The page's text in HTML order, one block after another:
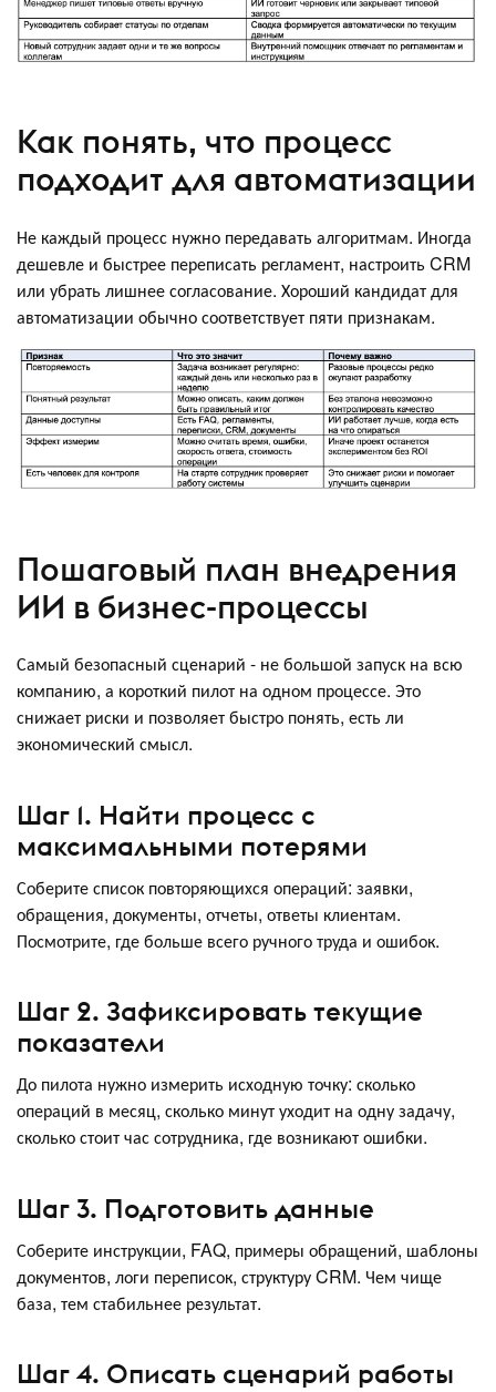
Как понять, что процесс
подходит для автоматизации
Не каждый процесс нужно передавать алгоритмам. Иногда
дешевле и быстрее переписать регламент, настроить CRM
или убрать лишнее согласование. Хороший кандидат для
автоматизации обычно соответствует пяти признакам.
Пошаговый план внедрения
ИИ в бизнес-процессы
Самый безопасный сценарий - не большой запуск на всю
компанию, а короткий пилот на одном процессе. Это
снижает риски и позволяет быстро понять, есть ли
экономический смысл.
Шаг 1. Найти процесс с
максимальными потерями
Соберите список повторяющихся операций: заявки,
обращения, документы, отчеты, ответы клиентам.
Посмотрите, где больше всего ручного труда и ошибок.
Шаг 2. Зафиксировать текущие
показатели
До пилота нужно измерить исходную точку: сколько
операций в месяц, сколько минут уходит на одну задачу,
сколько стоит час сотрудника, где возникают ошибки.
Шаг 3. Подготовить данные
Соберите инструкции, FAQ, примеры обращений, шаблоны
документов, логи переписок, структуру CRM. Чем чище
база, тем стабильнее результат.
Шаг 4. Описать сценарий работы